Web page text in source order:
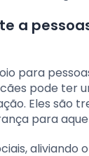
a
para
pode ter
Eles são
para
aliviando